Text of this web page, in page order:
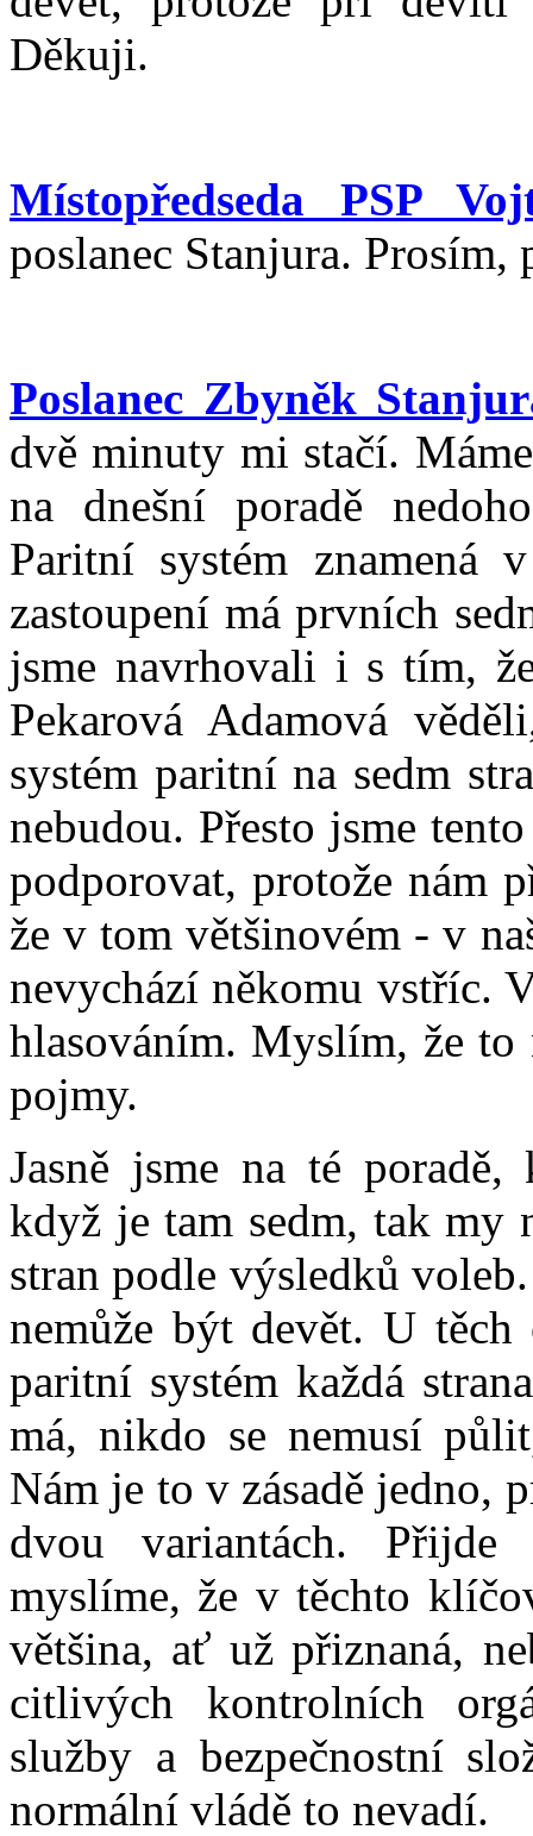
Děkuji.
Místopředseda PSP
poslanec Stanjura. Prosím,
Poslanec Zbyněk
dvě minuty mi stačí.
na dnešní poradě
Paritní systém znamená
zastoupení má prvních
jsme navrhovali i s tím,
Pekarová Adamová
systém paritní na sedm
nebudou. Přesto jsme
podporovat, protože nám
že v tom většinovém - v
nevychází někomu vstříc.
hlasováním. Myslím, že to
pojmy.
Jasně jsme na té
když je tam sedm, tak my
stran podle výsledků
nemůže být devět. U
paritní systém každá
má, nikdo se nemusí
Nám je to v zásadě jedno,
dvou variantách.
myslíme, že v těchto
většina, ať už přiznaná,
citlivých kontrolních
služby a bezpečnostní
normální vládě to nevadí.